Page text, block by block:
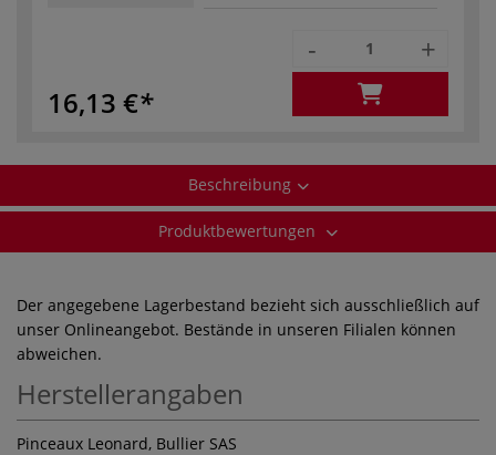
16,13 €
- +
Beschreibung
Produktbewertungen
Der angegebene Lagerbestand bezieht sich ausschließlich auf
unser Onlineangebot. Bestände in unseren Filialen können
abweichen.
Herstellerangaben
Pinceaux Leonard, Bullier SAS